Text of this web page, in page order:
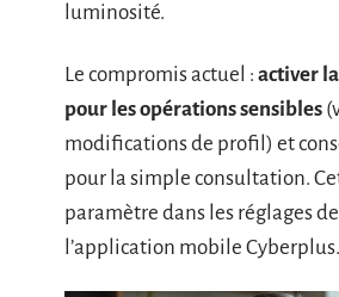
luminosité.
Le compromis actuel : activer
pour les opérations sensibles
modifications de profil) et
pour la simple consultation.
paramètre dans les réglages
l’application mobile Cyberplus.